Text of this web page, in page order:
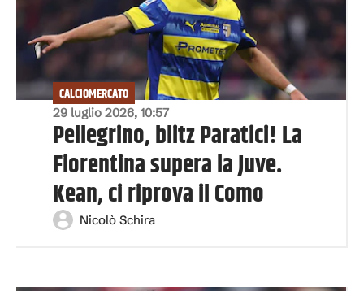
29 luglio 2026, 10:57
CALCIOMERCATO
Pellegrino, blitz Paratici! La
Fiorentina supera la Juve.
Kean, ci riprova il Como
Nicolò Schira